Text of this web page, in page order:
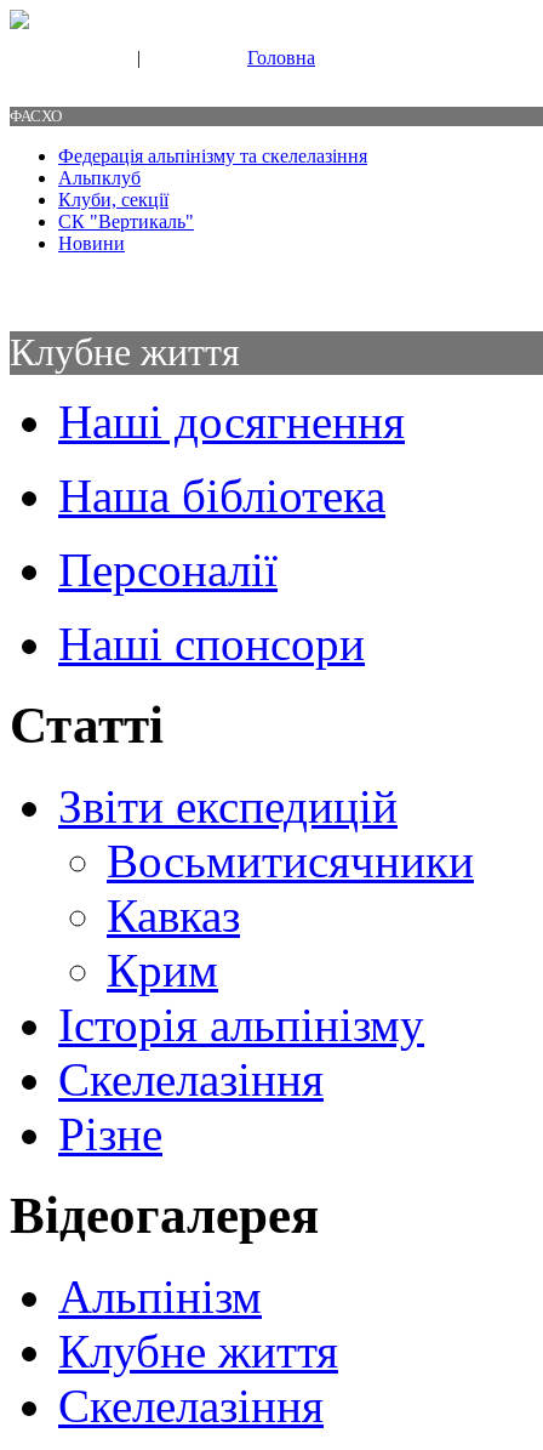
| Головна
ФАСХО
Федерація альпінізму та скелелазіння
Альпклуб
Клуби, секції
СК "Вертикаль"
Новини
Клубне життя
Наші досягнення
Наша бібліотека
Персоналії
Наші спонсори
Статті
Звіти експедицій
Восьмитисячники
Кавказ
Крим
Історія альпінізму
Скелелазіння
Різне
Відеогалерея
Альпінізм
Клубне життя
Скелелазіння